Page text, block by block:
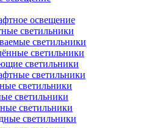
освещение
светильники
светильники
светильники
светильники
светильники
светильники
светильники
светильники
светильники